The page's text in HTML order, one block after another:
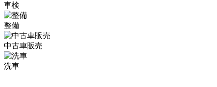
車検
整備
中古車販売
洗車